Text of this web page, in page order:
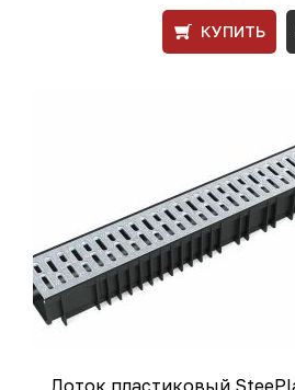
КУПИТЬ
Лоток пластиковый